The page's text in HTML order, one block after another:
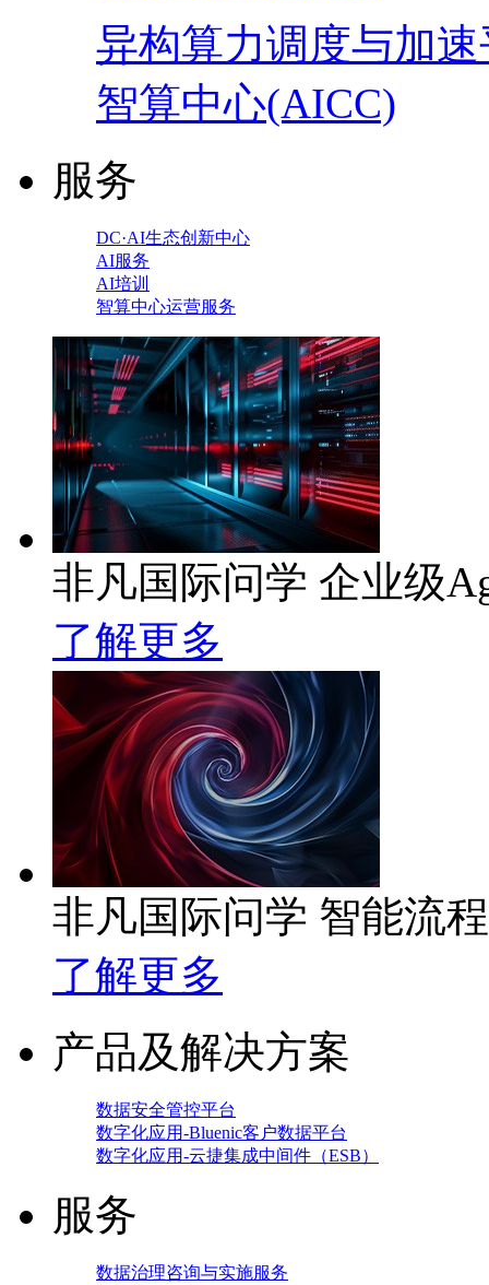
异构算力调度与加
智算中心(AICC)
服务
DC·AI生态创新中心
AI服务
AI培训
智算中心运营服务
非凡国际问学 企业级
了解更多
非凡国际问学 智能流
了解更多
产品及解决方案
数据安全管控平台
数字化应用-Bluenic客户数据平台
数字化应用-云捷集成中间件（ESB）
服务
数据治理咨询与实施服务